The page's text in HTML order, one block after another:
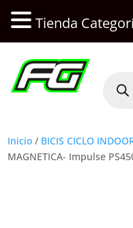
Inicio / BICIS CICLO
MAGNETICA- Impulse
Tienda